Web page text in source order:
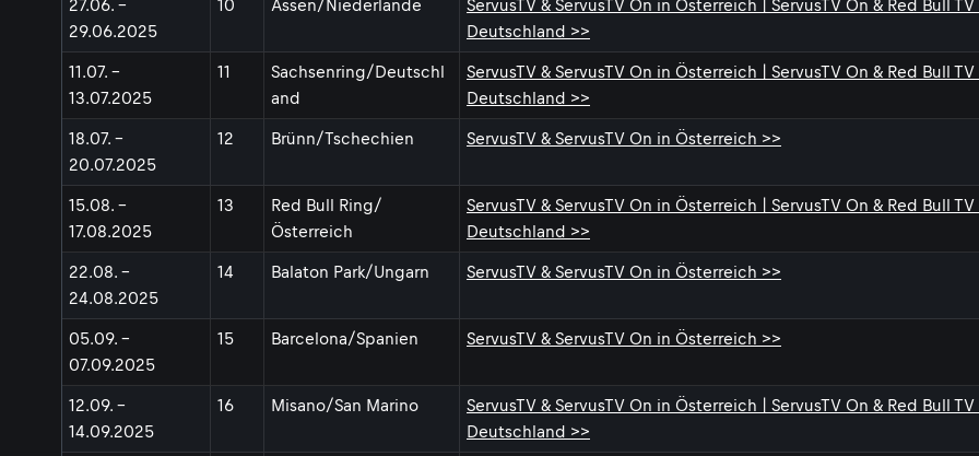
27.06. -
29.06.2025
10 Assen/Niederlande
ServusTV & ServusTV On in Österreich | ServusTV On & Red Bull TV
Deutschland >>
11.07. -
13.07.2025
11
Sachsenring/Deutschl
and
ServusTV & ServusTV On in Österreich | ServusTV On & Red Bull TV
Deutschland >>
18.07. -
20.07.2025
12 Brünn/Tschechien ServusTV & ServusTV On in Österreich >>
15.08. -
17.08.2025
13
Red Bull Ring/
Österreich
ServusTV & ServusTV On in Österreich | ServusTV On & Red Bull TV
Deutschland >>
22.08. -
24.08.2025
14 Balaton Park/Ungarn ServusTV & ServusTV On in Österreich >>
05.09. -
07.09.2025
15 Barcelona/Spanien ServusTV & ServusTV On in Österreich >>
12.09. -
14.09.2025
16 Misano/San Marino
ServusTV & ServusTV On in Österreich | ServusTV On & Red Bull TV
Deutschland >>